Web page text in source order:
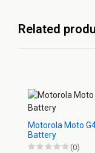
Related
Motorola Moto
Battery
(0)